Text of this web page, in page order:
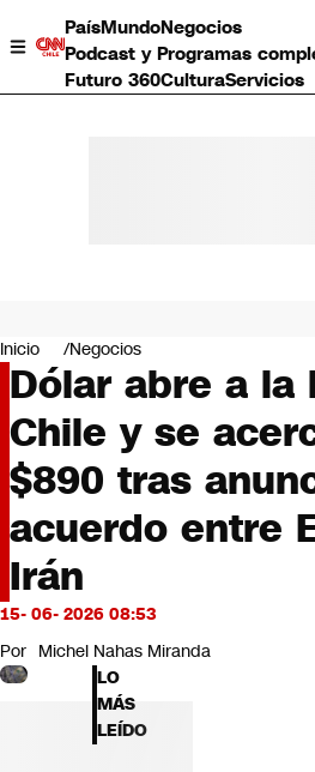
PaísMundoNegocios
Podcast y Programas
Futuro 360CulturaServicios
Negocios
Deportes
Programas completos
Cultura
Servicios
Bits
CNN Data
CNN tiempo
Futuro 360
Opinión
Inicio Negocios
Dólar abre a la
Chile y se
$890 tras
acuerdo entre
Irán
15- 06- 2026 08:53
Por Michel Nahas Miranda
LO
MÁS
LEÍDO